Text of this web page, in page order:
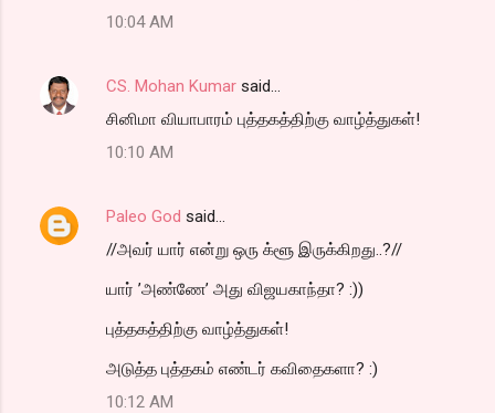
10:04 AM
CS. Mohan Kumar said…
சினிமா வியாபாரம் புத்தகத்திற்கு வாழ்த்துகள்!
10:10 AM
Paleo God said…
//அவர் யார் என்று ஒரு க்ளூ இருக்கிறது..?//
யார் ’அண்ணே’ அது விஜயகாந்தா? :))
புத்தகத்திற்கு வாழ்த்துகள்!
அடுத்த புத்தகம் எண்டர் கவிதைகளா? :)
10:12 AM